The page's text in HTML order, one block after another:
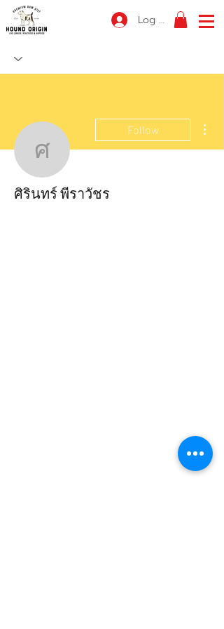
Log In
ศิรินทร์ พีราวัชร
Follow
ศิรินทร์ พีราวัชร